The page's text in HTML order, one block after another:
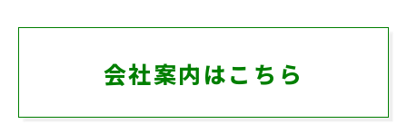
会社案内はこちら